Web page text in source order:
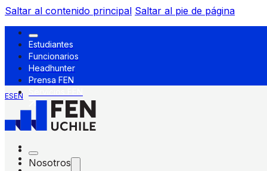
Saltar al contenido principal Saltar al pie de página
Estudiantes
Funcionarios
Headhunter
Prensa FEN
ESEN
Nosotros